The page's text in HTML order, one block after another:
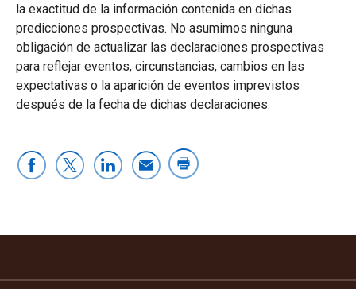
la exactitud de la información contenida en dichas
predicciones prospectivas. No asumimos ninguna
obligación de actualizar las declaraciones prospectivas
para reflejar eventos, circunstancias, cambios en las
expectativas o la aparición de eventos imprevistos
después de la fecha de dichas declaraciones.